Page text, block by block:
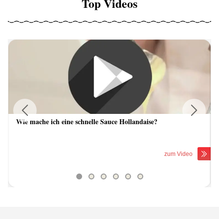
Wie mache ich eine schnelle Sauce Hollandaise?
zum Video
Previous